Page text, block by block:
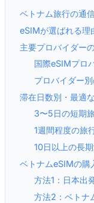
ベトナム旅行の通
eSIMが選ばれる
主要プロバイダー
国際eSIMプロ
プロバイダー
滞在日数別・最適
3〜5日の短期
1週間程度の旅
10日以上の長
ベトナムeSIMの
方法1：日本出
方法2：ベトナ